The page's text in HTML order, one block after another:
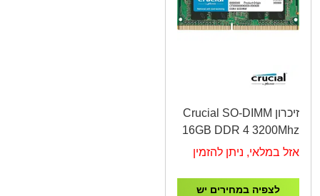
זיכרון Crucial SO-DIMM
16GB DDR 4 3200Mhz
אזל במלאי, ניתן להזמין
לצפיה במחירים יש